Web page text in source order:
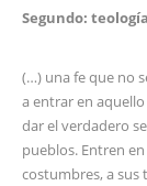
Segundo:
(…) una fe que no
a entrar en
dar el verdadero
pueblos. Entren
costumbres, a sus